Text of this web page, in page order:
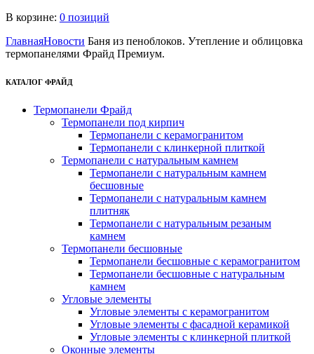
В корзине: 0 позиций
ГлавнаяНовости Баня из пеноблоков. Утепление и облицовка
термопанелями Фрайд Премиум.
КАТАЛОГ ФРАЙД
Термопанели Фрайд
Термопанели под кирпич
Термопанели с керамогранитом
Термопанели с клинкерной плиткой
Термопанели с натуральным камнем
Термопанели с натуральным камнем
бесшовные
Термопанели с натуральным камнем
плитняк
Термопанели с натуральным резаным
камнем
Термопанели бесшовные
Термопанели бесшовные с керамогранитом
Термопанели бесшовные с натуральным
камнем
Угловые элементы
Угловые элементы с керамогранитом
Угловые элементы с фасадной керамикой
Угловые элементы с клинкерной плиткой
Оконные элементы